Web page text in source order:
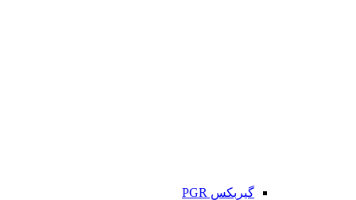
گیربکس PGR